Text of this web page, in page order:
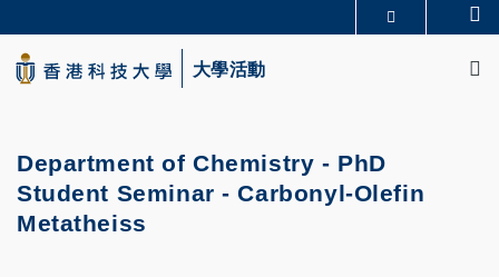
to
main
content
生活@科大
大學活動
Department of Chemistry - PhD
Student Seminar - Carbonyl-Olefin
Metatheiss